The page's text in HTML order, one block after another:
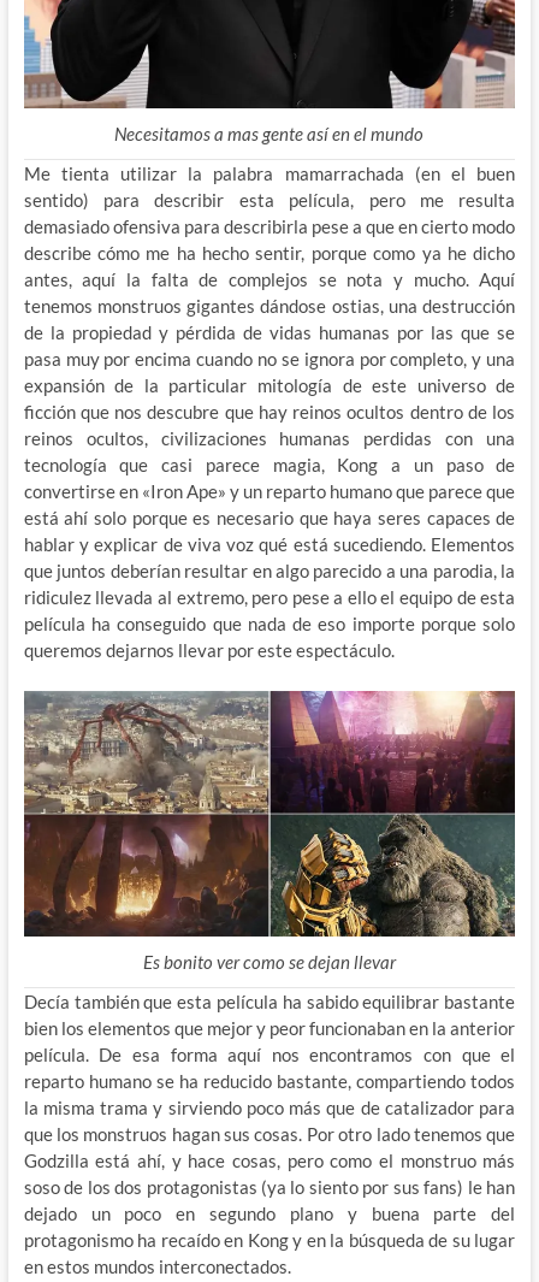
Necesitamos a mas gente así en el mundo
Me tienta utilizar la palabra mamarrachada (en el buen
sentido) para describir esta película, pero me resulta
demasiado ofensiva para describirla pese a que en cierto modo
describe cómo me ha hecho sentir, porque como ya he dicho
antes, aquí la falta de complejos se nota y mucho. Aquí
tenemos monstruos gigantes dándose ostias, una destrucción
de la propiedad y pérdida de vidas humanas por las que se
pasa muy por encima cuando no se ignora por completo, y una
expansión de la particular mitología de este universo de
ficción que nos descubre que hay reinos ocultos dentro de los
reinos ocultos, civilizaciones humanas perdidas con una
tecnología que casi parece magia, Kong a un paso de
convertirse en «Iron Ape» y un reparto humano que parece que
está ahí solo porque es necesario que haya seres capaces de
hablar y explicar de viva voz qué está sucediendo. Elementos
que juntos deberían resultar en algo parecido a una parodia, la
ridiculez llevada al extremo, pero pese a ello el equipo de esta
película ha conseguido que nada de eso importe porque solo
queremos dejarnos llevar por este espectáculo.
Es bonito ver como se dejan llevar
Decía también que esta película ha sabido equilibrar bastante
bien los elementos que mejor y peor funcionaban en la anterior
película. De esa forma aquí nos encontramos con que el
reparto humano se ha reducido bastante, compartiendo todos
la misma trama y sirviendo poco más que de catalizador para
que los monstruos hagan sus cosas. Por otro lado tenemos que
Godzilla está ahí, y hace cosas, pero como el monstruo más
soso de los dos protagonistas (ya lo siento por sus fans) le han
dejado un poco en segundo plano y buena parte del
protagonismo ha recaído en Kong y en la búsqueda de su lugar
en estos mundos interconectados.